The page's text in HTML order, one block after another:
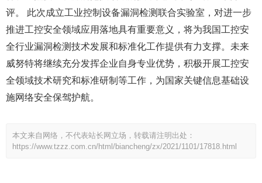
评。 此次成立工业控制设备漏洞检测联合实验室，对进一步
推进工控安全领域应用落地具有重要意义，将为我国工控安
全行业漏洞检测技术发展和标准化工作提供有力支撑。未来
威努特将继续充分发挥企业自身专业优势，积极开展工控安
全领域技术研究和标准研制等工作，为国家关键信息基础设
施网络安全保驾护航。
本文来自网络，不代表站长网立场，转载请注明出处：
https://www.tzzz.com.cn/html/biancheng/zx/2021/1101/17818.html